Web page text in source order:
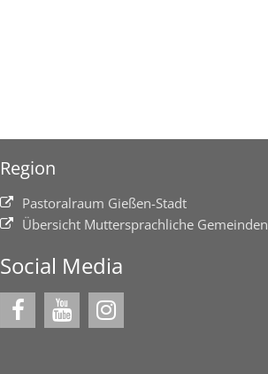
Region
Pastoralraum Gießen-Stadt
Übersicht Muttersprachliche Gemeinden
Social Media